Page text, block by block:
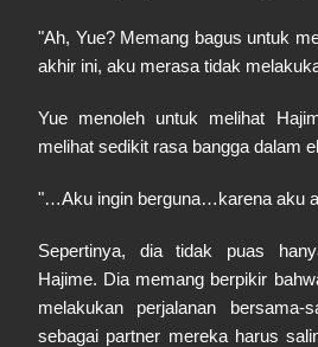
"Ah, Yue? Memang bagus untuk
akhir ini, aku merasa tidak
Yue menoleh untuk melihat
melihat sedikit rasa bangga dalam
"…Aku ingin berguna…karena aku
Sepertinya, dia tidak puas
Hajime. Dia memang berpikir
melakukan perjalanan bersama-
sebagai partner mereka harus